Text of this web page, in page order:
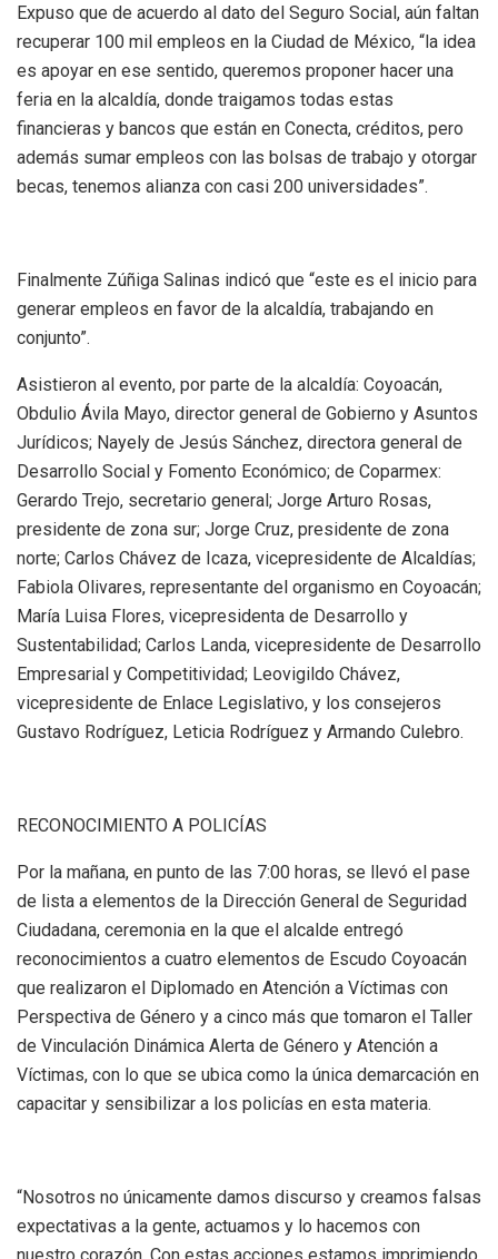
Expuso que de acuerdo al dato del Seguro Social, aún faltan
recuperar 100 mil empleos en la Ciudad de México, “la idea
es apoyar en ese sentido, queremos proponer hacer una
feria en la alcaldía, donde traigamos todas estas
financieras y bancos que están en Conecta, créditos, pero
además sumar empleos con las bolsas de trabajo y otorgar
becas, tenemos alianza con casi 200 universidades”.
Finalmente Zúñiga Salinas indicó que “este es el inicio para
generar empleos en favor de la alcaldía, trabajando en
conjunto”.
Asistieron al evento, por parte de la alcaldía: Coyoacán,
Obdulio Ávila Mayo, director general de Gobierno y Asuntos
Jurídicos; Nayely de Jesús Sánchez, directora general de
Desarrollo Social y Fomento Económico; de Coparmex:
Gerardo Trejo, secretario general; Jorge Arturo Rosas,
presidente de zona sur; Jorge Cruz, presidente de zona
norte; Carlos Chávez de Icaza, vicepresidente de Alcaldías;
Fabiola Olivares, representante del organismo en Coyoacán;
María Luisa Flores, vicepresidenta de Desarrollo y
Sustentabilidad; Carlos Landa, vicepresidente de Desarrollo
Empresarial y Competitividad; Leovigildo Chávez,
vicepresidente de Enlace Legislativo, y los consejeros
Gustavo Rodríguez, Leticia Rodríguez y Armando Culebro.
RECONOCIMIENTO A POLICÍAS
Por la mañana, en punto de las 7:00 horas, se llevó el pase
de lista a elementos de la Dirección General de Seguridad
Ciudadana, ceremonia en la que el alcalde entregó
reconocimientos a cuatro elementos de Escudo Coyoacán
que realizaron el Diplomado en Atención a Víctimas con
Perspectiva de Género y a cinco más que tomaron el Taller
de Vinculación Dinámica Alerta de Género y Atención a
Víctimas, con lo que se ubica como la única demarcación en
capacitar y sensibilizar a los policías en esta materia.
“Nosotros no únicamente damos discurso y creamos falsas
expectativas a la gente, actuamos y lo hacemos con